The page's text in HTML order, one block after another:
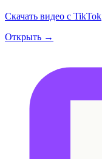
Скачать видео с TikTok
Открыть →